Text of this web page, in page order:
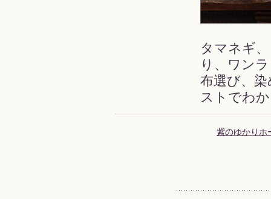
タマネギ
り、ワン
布選び、
ストでわ
紫のゆかりホ